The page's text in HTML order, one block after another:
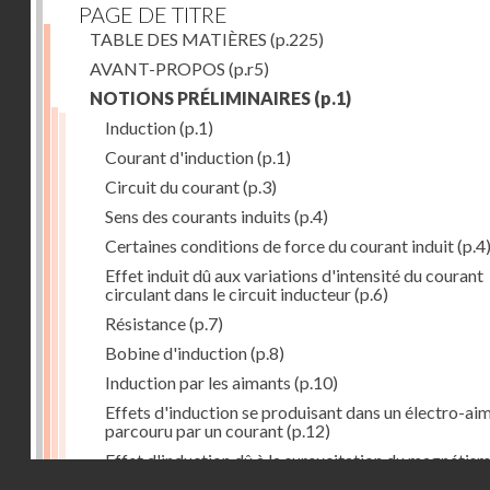
PAGE DE TITRE
TABLE DES MATIÈRES (p.225)
AVANT-PROPOS (p.r5)
NOTIONS PRÉLIMINAIRES (p.1)
Induction(p.1)
Courant d'induction(p.1)
Circuit du courant(p.3)
Sens des courants induits (p.4)
Certaines conditions de force du courant induit(p.4)
Effet induit dû aux variations d'intensité du courant
circulant dans le circuit inducteur(p.6)
Résistance(p.7)
Bobine d'induction(p.8)
Induction par les aimants (p.10)
Effets d'induction se produisant dans un électro-
parcouru par un courant(p.12)
Effet d'induction dû à la surexcitation du